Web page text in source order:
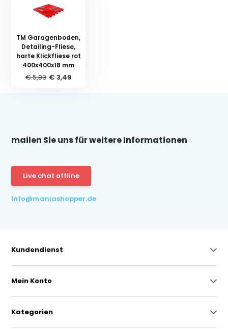
TM Garagenboden,
Detailing-Fliese,
harte Klickfliese rot
400x400x18 mm
€ 5,99 € 3,49
mailen Sie uns für weitere Informationen
Live chat offline
Info@maniashopper.de
Kundendienst
Mein Konto
Kategorien